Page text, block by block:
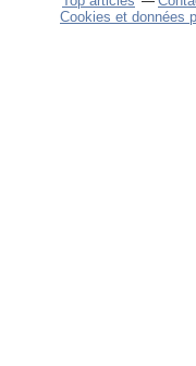
Cookies et données